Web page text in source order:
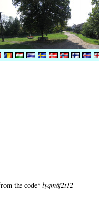
the code* lyqm8j2t12